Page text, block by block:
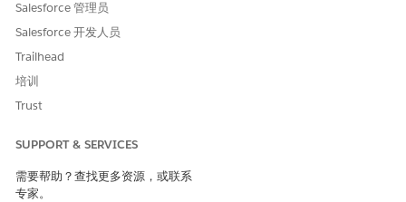
Salesforce 管理员
Salesforce 开发人员
Trailhead
培训
Trust
SUPPORT & SERVICES
需要帮助？查找更多资源，或联系
专家。